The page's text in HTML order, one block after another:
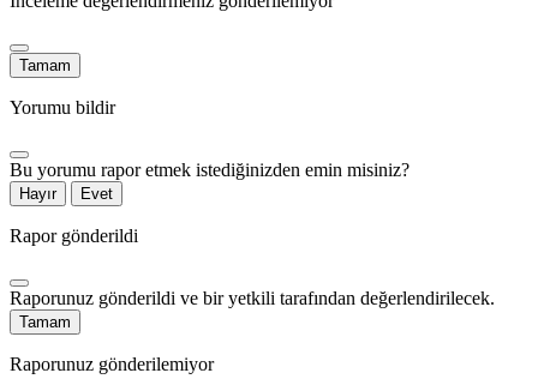
Tamam
Yorumu bildir
Bu yorumu rapor etmek istediğinizden emin misiniz?
Hayır Evet
Rapor gönderildi
Raporunuz gönderildi ve bir yetkili tarafından değerlendirilecek.
Tamam
Raporunuz gönderilemiyor